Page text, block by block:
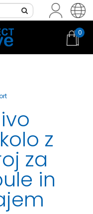
0
z
za
in